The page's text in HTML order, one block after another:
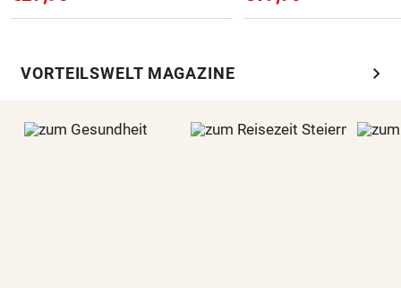
VORTEILSWELT MAGAZINE chevron_right